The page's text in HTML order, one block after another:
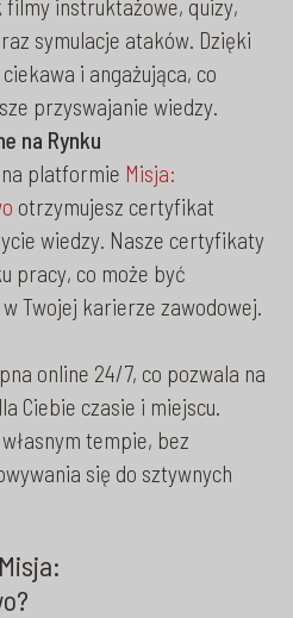
filmy instruktażowe, quizy,
symulacje ataków. Dzięki
i angażująca, co
przyswajanie wiedzy.
na Rynku
na platformie Misja:
otrzymujesz certyfikat
wiedzy. Nasze certyfikaty
pracy, co może być
Twojej karierze zawodowej.
online 24/7, co pozwala na
Ciebie czasie i miejscu.
tempie, bez
się do sztywnych